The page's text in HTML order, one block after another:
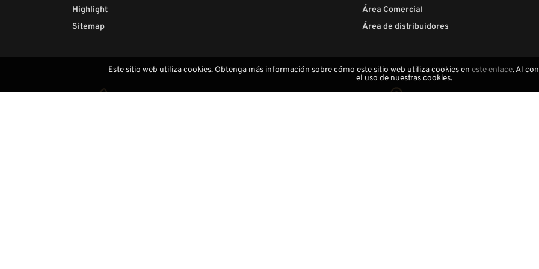
Highlight
Sitemap
Área Comercial
Área de distribuidores
Este sitio web utiliza cookies. Obtenga más información sobre cómo este sitio web utiliza cookies en este enlace. Al
el uso de nuestras cookies.